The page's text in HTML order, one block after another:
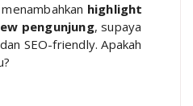
highlight
pengunjung, supaya
SEO-friendly. Apakah